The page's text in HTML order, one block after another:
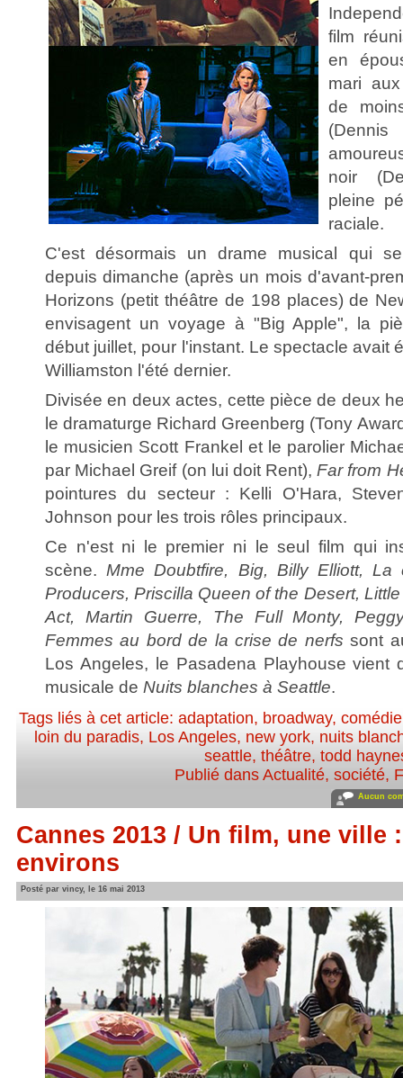
film
en
mari
de
noir
pleine
raciale.
C'est désormais un drame musical qui
depuis dimanche (après un mois d'avant-
Horizons (petit théâtre de 198 places) de
envisagent un voyage à "Big Apple", la
début juillet, pour l'instant. Le spectacle avait
Williamston l'été dernier.
Divisée en deux actes, cette pièce de deux
le dramaturge Richard Greenberg (Tony
le musicien Scott Frankel et le parolier
par Michael Greif (on lui doit Rent),Far from
pointures du secteur : Kelli O'Hara,
Johnson pour les trois rôles principaux.
Ce n'est ni le premier ni le seul film qui
scène.Mme Doubtfire, Big, Billy Elliott,
Producers, Priscilla Queen of the Desert,
Act, Martin Guerre, The Full Monty,
Femmes au bord de la crise de nerfs sont
Los Angeles, le Pasadena Playhouse vient
musicale de Nuits blanches à Seattle.
Tags liés à cet article:adaptation, broadway,
loin du paradis, Los Angeles, new york, nuits
seattle, théâtre, todd
Publié dansActualité, société,
Aucun
Cannes 2013 / Un film, une ville
environs
Posté par vincy, le 16 mai 2013